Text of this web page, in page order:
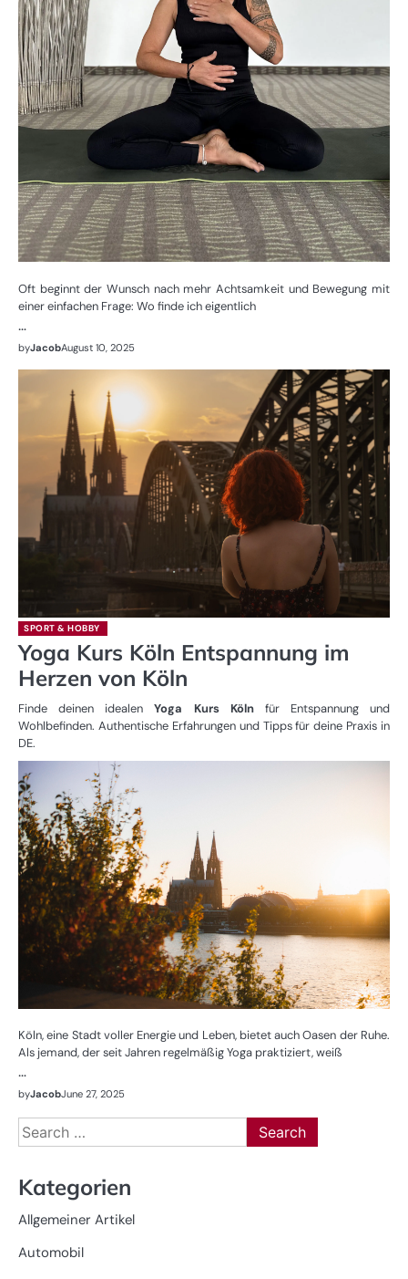
Oft beginnt der Wunsch nach mehr Achtsamkeit und Bewegung mit
einer einfachen Frage: Wo finde ich eigentlich
…
byJacobAugust 10, 2025
SPORT & HOBBY
Yoga Kurs Köln Entspannung im
Herzen von Köln
Finde deinen idealenYoga Kurs Kölnfür Entspannung und
Wohlbefinden. Authentische Erfahrungen und Tipps für deine Praxis in
DE.
Köln, eine Stadt voller Energie und Leben, bietet auch Oasen der Ruhe.
Als jemand, der seit Jahren regelmäßig Yoga praktiziert, weiß
…
byJacobJune 27, 2025
Search
for:
Kategorien
Allgemeiner Artikel
Automobil